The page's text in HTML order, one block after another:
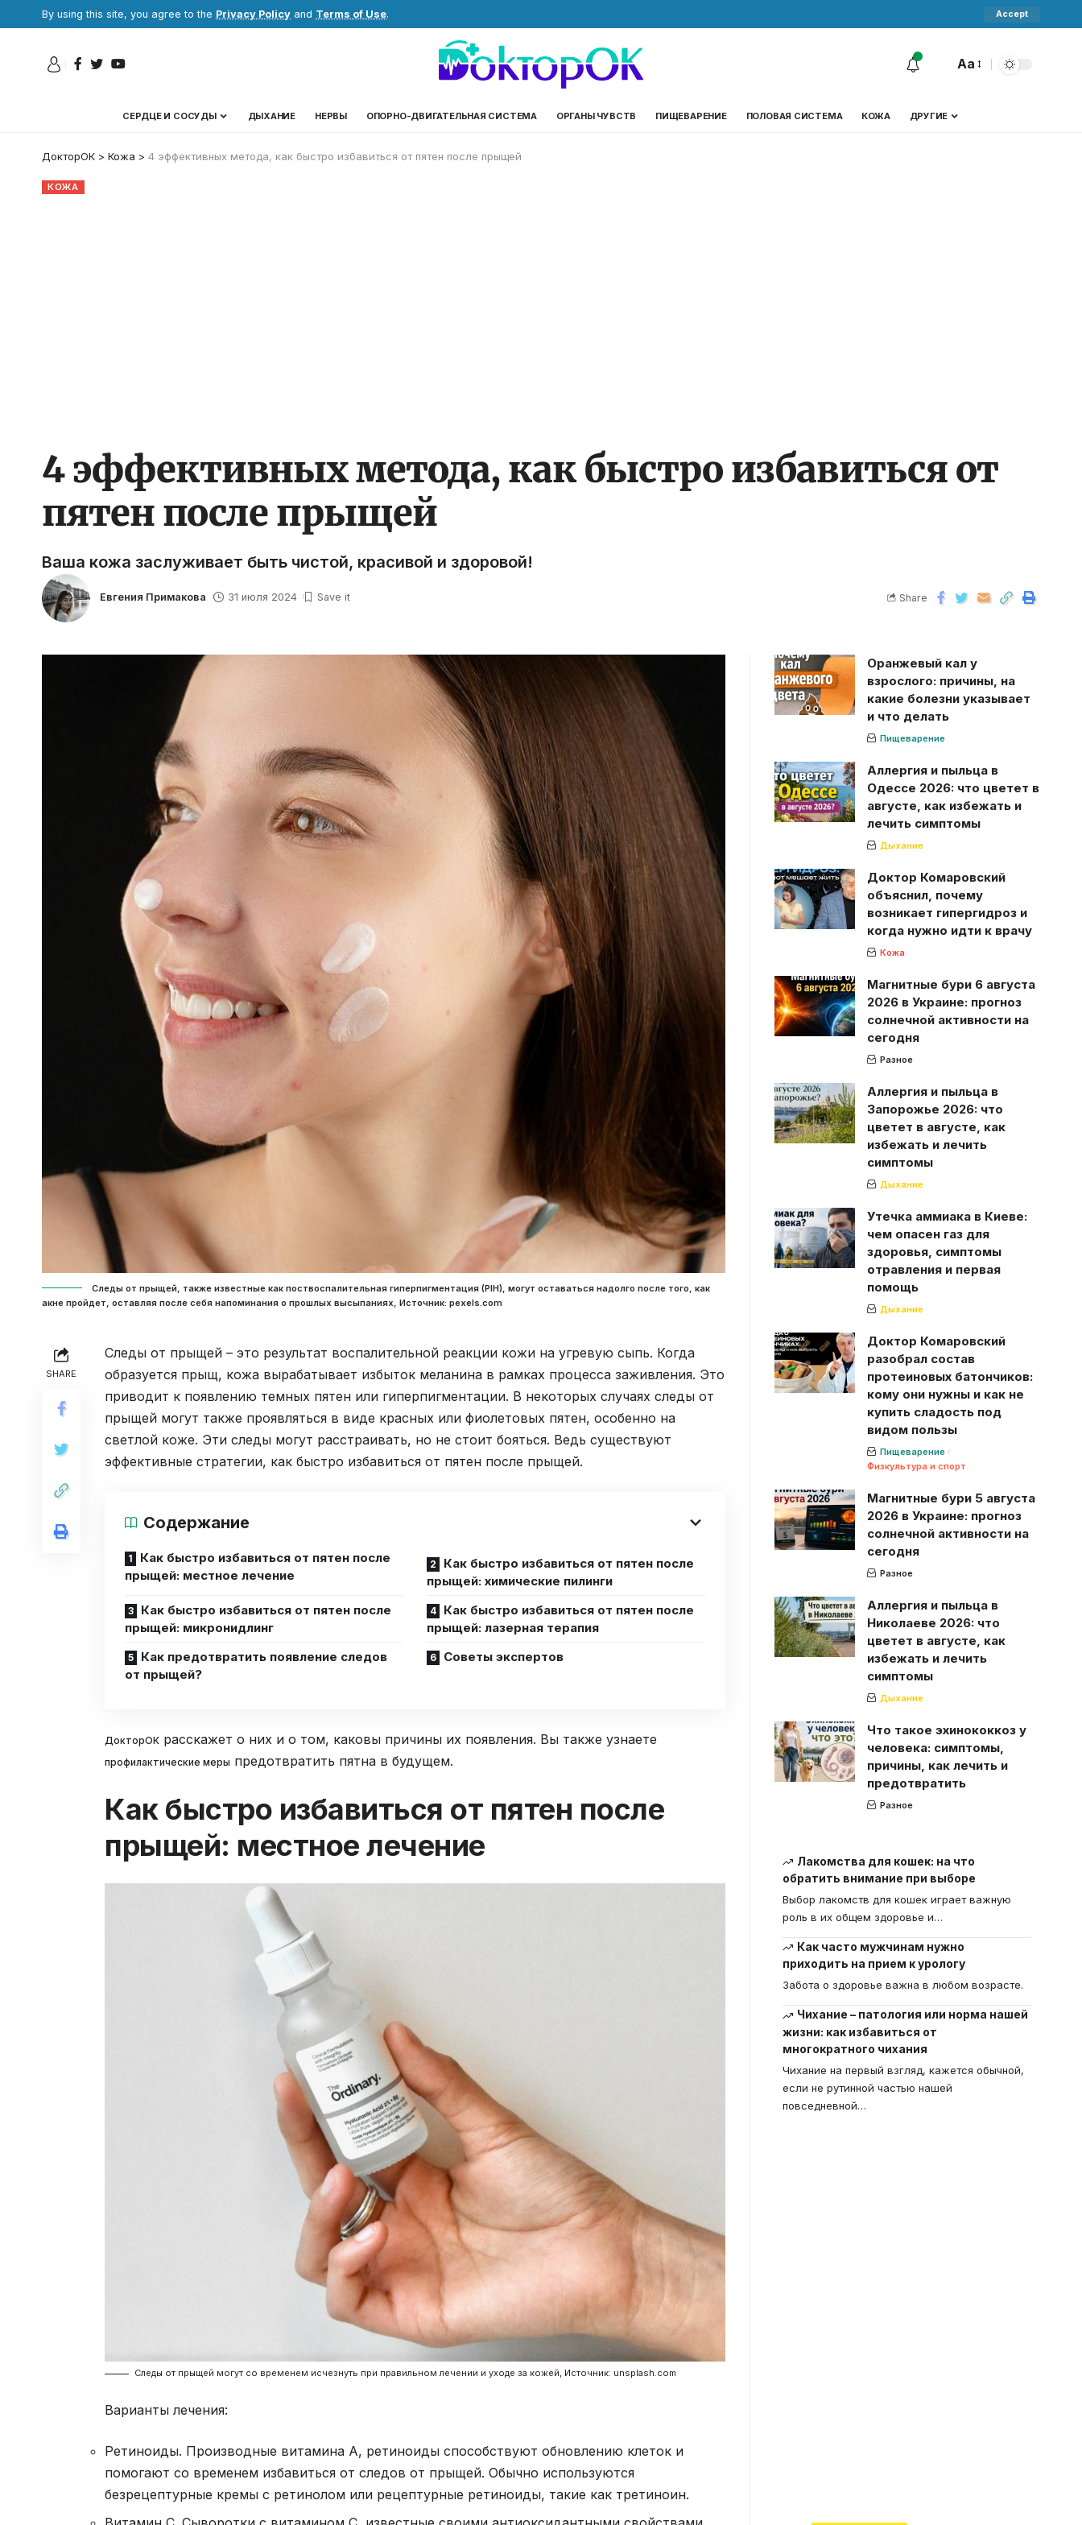
By using this site, you agree to the Privacy Policy and Terms of Use. Accept
Aa
СЕРДЦЕ И СОСУДЫ ДЫХАНИЕ НЕРВЫ ОПОРНО-ДВИГАТЕЛЬНАЯ СИСТЕМА ОРГАНЫ ЧУВСТВ ПИЩЕВАРЕНИЕ ПОЛОВАЯ СИСТЕМА КОЖА ДРУГИЕ
ДокторОК > Кожа > 4 эффективных метода, как быстро избавиться от пятен после прыщей
КОЖА
4 эффективных метода, как быстро избавиться от
пятен после прыщей
Ваша кожа заслуживает быть чистой, красивой и здоровой!
Евгения Примакова 31 июля 2024 Share
Следы от прыщей, также известные как поствоспалительная гиперпигментация (PIH), могут оставаться надолго после того, как
акне пройдет, оставляя после себя напоминания о прошлых высыпаниях, Источник: pexels.com
SHARE
Следы от прыщей – это результат воспалительной реакции кожи на угревую сыпь. Когда
образуется прыщ, кожа вырабатывает избыток меланина в рамках процесса заживления. Это
приводит к появлению темных пятен или гиперпигментации. В некоторых случаях следы от
прыщей могут также проявляться в виде красных или фиолетовых пятен, особенно на
светлой коже. Эти следы могут расстраивать, но не стоит бояться. Ведь существуют
эффективные стратегии, как быстро избавиться от пятен после прыщей.
Содержание
Как быстро избавиться от пятен после
прыщей: местное лечение
Как быстро избавиться от пятен после
прыщей: химические пилинги
Как быстро избавиться от пятен после
прыщей: микронидлинг
Как быстро избавиться от пятен после
прыщей: лазерная терапия
Как предотвратить появление следов
от прыщей?
Советы экспертов
ДокторОК расскажет о них и о том, каковы причины их появления. Вы также узнаете
профилактические меры предотвратить пятна в будущем.
Как быстро избавиться от пятен после
прыщей: местное лечение
Следы от прыщей могут со временем исчезнуть при правильном лечении и уходе за кожей, Источник: unsplash.com
Варианты лечения:
Ретиноиды. Производные витамина А, ретиноиды способствуют обновлению клеток и
помогают со временем избавиться от следов от прыщей. Обычно используются
безрецептурные кремы с ретинолом или рецептурные ретиноиды, такие как третиноин.
Оранжевый кал у
взрослого: причины, на
какие болезни указывает
и что делать
Пищеварение
Аллергия и пыльца в
Одессе 2026: что цветет в
августе, как избежать и
лечить симптомы
Дыхание
Доктор Комаровский
объяснил, почему
возникает гипергидроз и
когда нужно идти к врачу
Кожа
Магнитные бури 6 августа
2026 в Украине: прогноз
солнечной активности на
сегодня
Разное
Аллергия и пыльца в
Запорожье 2026: что
цветет в августе, как
избежать и лечить
симптомы
Дыхание
Утечка аммиака в Киеве:
чем опасен газ для
здоровья, симптомы
отравления и первая
помощь
Дыхание
Доктор Комаровский
разобрал состав
протеиновых батончиков:
кому они нужны и как не
купить сладость под
видом пользы
Пищеварение
Физкультура и спорт
Магнитные бури 5 августа
2026 в Украине: прогноз
солнечной активности на
сегодня
Разное
Аллергия и пыльца в
Николаеве 2026: что
цветет в августе, как
избежать и лечить
симптомы
Дыхание
Что такое эхинококкоз у
человека: симптомы,
причины, как лечить и
предотвратить
Разное
Лакомства для кошек: на что
обратить внимание при выборе
Выбор лакомств для кошек играет важную
роль в их общем здоровье и…
Как часто мужчинам нужно
приходить на прием к урологу
Забота о здоровье важна в любом возрасте.
Чихание – патология или норма нашей
жизни: как избавиться от
многократного чихания
Чихание на первый взгляд, кажется обычной,
если не рутинной частью нашей
повседневной…